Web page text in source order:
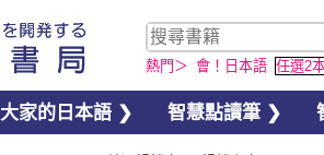
熱門＞ 會！日本語 任選2
大家的日本語 ❯ 智慧點讀筆 ❯